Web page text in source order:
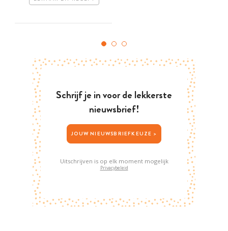
Schrijf je in voor de lekkerste
nieuwsbrief!
JOUW NIEUWSBRIEFKEUZE >
Uitschrijven is op elk moment mogelijk
Privacybeleid